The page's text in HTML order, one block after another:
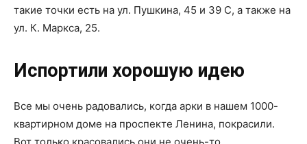
такие точки есть на ул. Пушкина, 45 и 39 С, а также на
ул. К. Маркса, 25.
Испортили хорошую идею
Все мы очень радовались, когда арки в нашем 1000-
квартирном доме на проспекте Ленина, покрасили.